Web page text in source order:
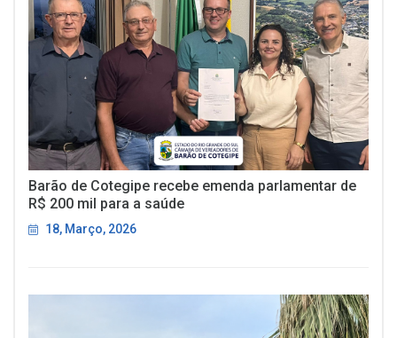
Barão de Cotegipe recebe emenda parlamentar de
R$ 200 mil para a saúde
18, Março, 2026